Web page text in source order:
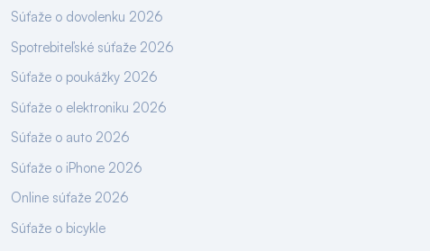
Súťaže o dovolenku 2026
Spotrebiteľské súťaže 2026
Súťaže o poukážky 2026
Súťaže o elektroniku 2026
Súťaže o auto 2026
Súťaže o iPhone 2026
Online súťaže 2026
Súťaže o bicykle